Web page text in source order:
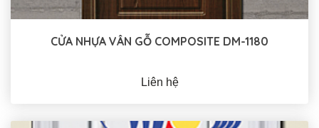
CỬA NHỰA VÂN GỖ COMPOSITE DM-1180
Liên hệ